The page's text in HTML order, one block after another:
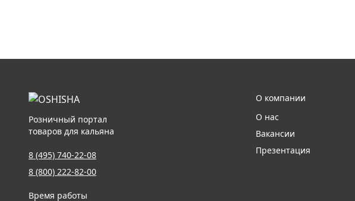
Розничный портал
товаров для кальяна
8 (495) 740-22-08
8 (800) 222-82-00
Время работы
О компании
О нас
Вакансии
Презентация